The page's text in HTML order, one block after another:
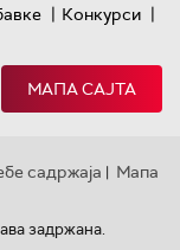
| Конкурси |
МАПА САЈТА
садржаја | Мапа
задржана.